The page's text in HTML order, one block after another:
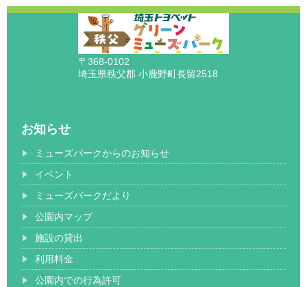
〒368-0102
埼玉県秩父郡 小鹿野町長留2518
お知らせ
ミューズパークからのお知らせ
イベント
ミューズパークだより
公園内マップ
施設の貸出
利用料金
公園内での行為許可